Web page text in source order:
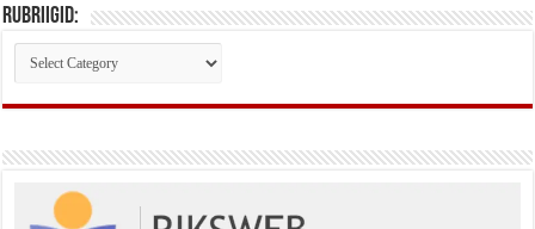
Rubriigid:
Rubriigid: